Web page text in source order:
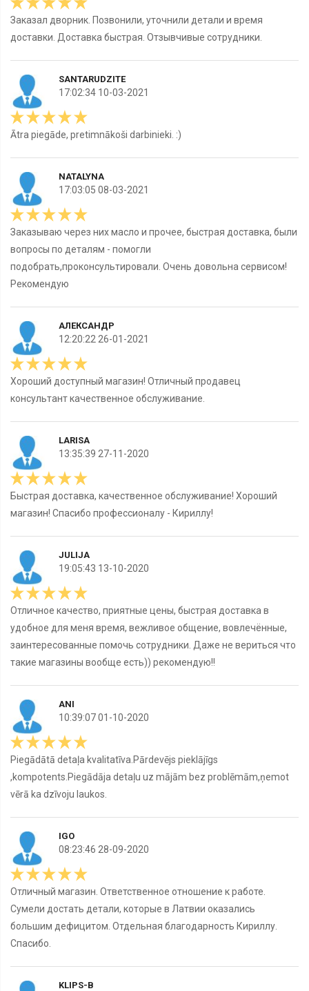
Заказал дворник. Позвонили, уточнили детали и время
доставки. Доставка быстрая. Отзывчивые сотрудники.
SANTARUDZITE
17:02:34 10-03-2021
Ātra piegāde, pretimnākoši darbinieki. :)
NATALYNA
17:03:05 08-03-2021
Заказываю через них масло и прочее, быстрая доставка, были
вопросы по деталям - помогли
подобрать,проконсультировали. Очень довольна сервисом!
Рекомендую
АЛЕКСАНДР
12:20:22 26-01-2021
Хороший доступный магазин! Отличный продавец
консультант качественное обслуживание.
LARISA
13:35:39 27-11-2020
Быстрая доставка, качественное обслуживание! Хороший
магазин! Спасибо профессионалу - Кириллу!
JULIJA
19:05:43 13-10-2020
Отличное качество, приятные цены, быстрая доставка в
удобное для меня время, вежливое общение, вовлечённые,
заинтересованные помочь сотрудники. Даже не вериться что
такие магазины вообще есть)) рекомендую!!
ANI
10:39:07 01-10-2020
Piegādātā detaļa kvalitatīva.Pārdevējs pieklājīgs
,kompotents.Piegādāja detaļu uz mājām bez problēmām,ņemot
vērā ka dzīvoju laukos.
IGO
08:23:46 28-09-2020
Отличный магазин. Ответственное отношение к работе.
Сумели достать детали, которые в Латвии оказались
большим дефицитом. Отдельная благодарность Кириллу.
Спасибо.
KLIPS-B